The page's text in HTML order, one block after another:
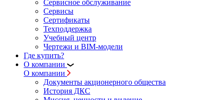
Сервисное обслуживание
Сервисы
Сертификаты
Техподдержка
Учебный центр
Чертежи и BIM-модели
Где купить?
О компании
О компании
Документы акционерного общества
История ДКС